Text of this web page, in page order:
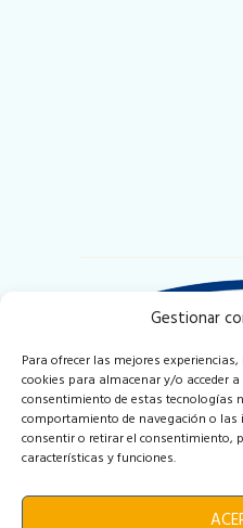
Gestionar
Para ofrecer las mejores
cookies para almacenar y/o acceder
consentimiento de estas tecnologías
comportamiento de navegación o las
consentir o retirar el consentimiento,
características y funciones.
Puerto Deportivo y
Local 2-3 Muelle de Ribera
08912 Badalona
Espana